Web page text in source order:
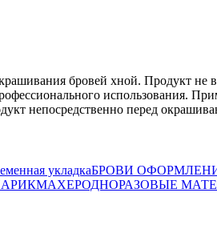
бровей хной. Продукт не
использования.
непосредственно перед
укладкаБРОВИ
ОДНОРАЗОВЫЕ